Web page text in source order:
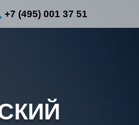
+7 (495) 001 37 51